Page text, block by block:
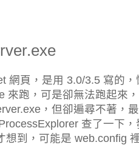
網頁，是用 3.0/3.5 寫的
來跑，可是卻無法跑起來
，但卻遍尋不著，
查了一下
想到，可能是 web.config